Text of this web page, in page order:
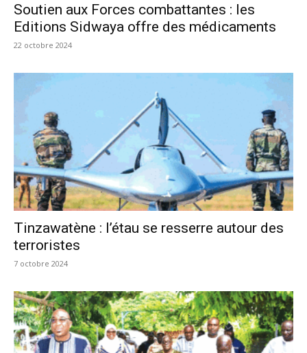
Soutien aux Forces combattantes : les
Editions Sidwaya offre des médicaments
22 octobre 2024
Tinzawatène : l’étau se resserre autour des
terroristes
7 octobre 2024